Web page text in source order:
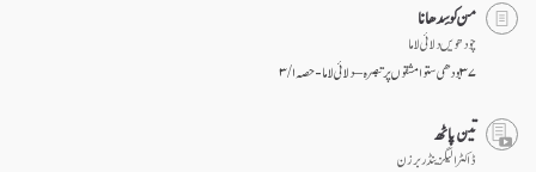
من کو سِدھانا
چودھویں دلائی لاما
۳۷ بودھی ستوا مشقوں پر تبصرہ – دلائی لاما - حصہ ۱ / ۳
تین پاٹھ
ڈاکٹر الیگزینڈر برزن